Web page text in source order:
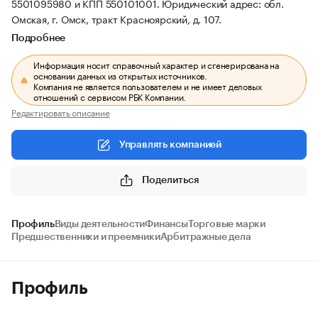
Омская, г. Омск, тракт Красноярский, д. 107.
Подробнее
Информация носит справочный характер и сгенерирована на
основании данных из открытых источников.
Компания не является пользователем и не имеет деловых
отношений с сервисом РБК Компании.
Редактировать описание
Управлять компанией
Поделиться
ПрофильВиды деятельностиФинансыТорговые марки
Предшественники и преемникиАрбитражные дела
Профиль